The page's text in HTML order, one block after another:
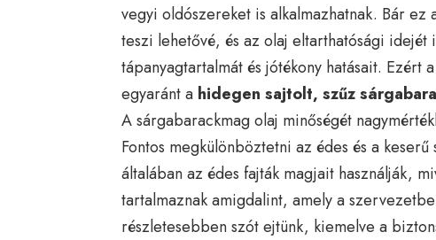
vegyi oldószereket is alkalmazhatnak. Bár
teszi lehetővé, és az olaj eltarthatósági idejét
tápanyagtartalmát és jótékony hatásait.
egyaránt a hidegen sajtolt, szűz
A sárgabarackmag olaj minőségét
Fontos megkülönböztetni az édes és a
általában az édes fajták magjait használják,
tartalmaznak amigdalint, amely a
részletesebben szót ejtünk, kiemelve a